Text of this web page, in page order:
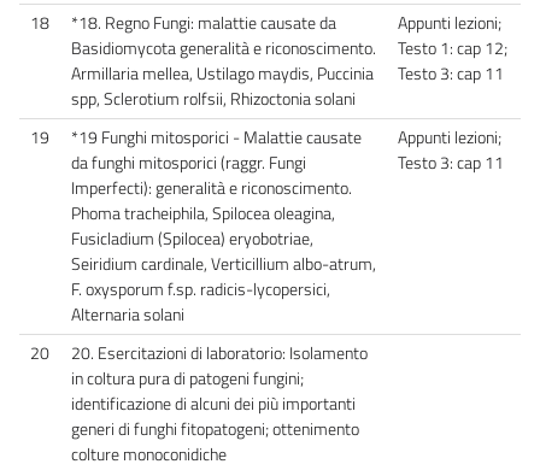
18
*18. Regno Fungi: malattie causate da
Basidiomycota generalità e riconoscimento.
Armillaria mellea, Ustilago maydis, Puccinia
spp, Sclerotium rolfsii, Rhizoctonia solani
Appunti lezioni;
Testo 1: cap 12;
Testo 3: cap 11
19
*19 Funghi mitosporici - Malattie causate
da funghi mitosporici (raggr. Fungi
Imperfecti): generalità e riconoscimento.
Phoma tracheiphila, Spilocea oleagina,
Fusicladium (Spilocea) eryobotriae,
Seiridium cardinale, Verticillium albo-atrum,
F. oxysporum f.sp. radicis-lycopersici,
Alternaria solani
Appunti lezioni;
Testo 3: cap 11
20
20. Esercitazioni di laboratorio: Isolamento
in coltura pura di patogeni fungini;
identificazione di alcuni dei più importanti
generi di funghi fitopatogeni; ottenimento
colture monoconidiche